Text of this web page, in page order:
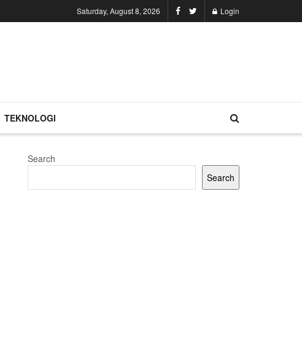
Saturday, August 8, 2026 Login
TEKNOLOGI
Search
Search